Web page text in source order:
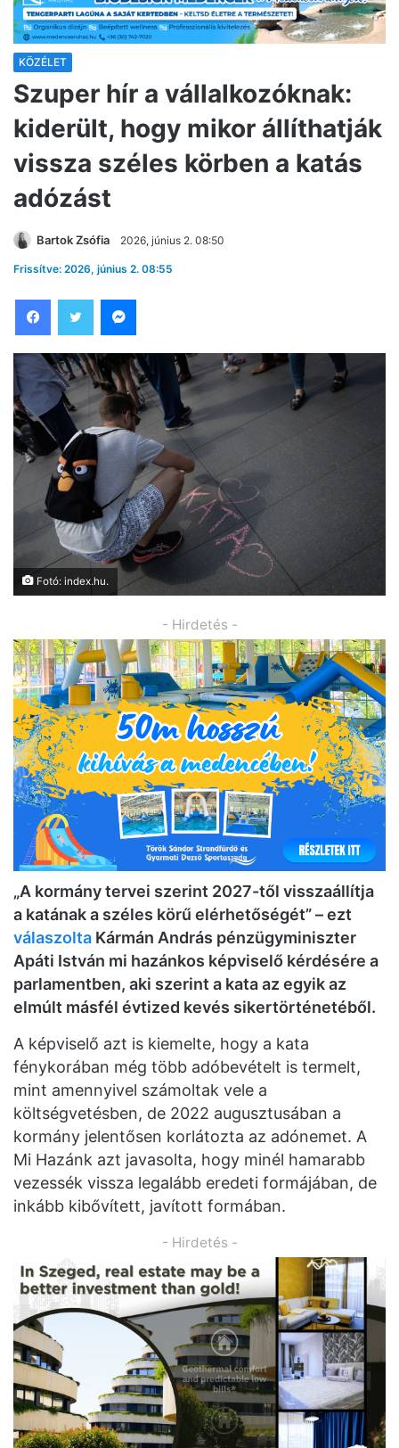
KÖZÉLET
Szuper hír a vállalkozóknak:
kiderült, hogy mikor állíthatják
vissza széles körben a katás
adózást
Bartok Zsófia 2026, június 2. 08:50
Frissítve: 2026, június 2. 08:55
Fotó: index.hu.
- Hirdetés -
„A kormány tervei szerint 2027-től visszaállítja
a katának a széles körű elérhetőségét” – ezt
válaszolta Kármán András pénzügyminiszter
Apáti István mi hazánkos képviselő kérdésére a
parlamentben, aki szerint a kata az egyik az
elmúlt másfél évtized kevés sikertörténetéből.
A képviselő azt is kiemelte, hogy a kata
fénykorában még több adóbevételt is termelt,
mint amennyivel számoltak vele a
költségvetésben, de 2022 augusztusában a
kormány jelentősen korlátozta az adónemet. A
Mi Hazánk azt javasolta, hogy minél hamarabb
vezessék vissza legalább eredeti formájában, de
inkább kibővített, javított formában.
- Hirdetés -